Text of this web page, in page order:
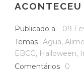
Publicado a
09
Temas Água,
EBCG, Halloween,
Comentários
0